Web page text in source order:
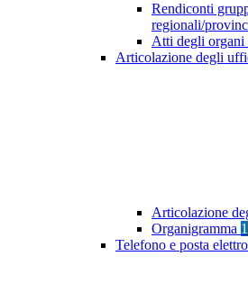
Rendiconti
regionali/
Atti degli
Articolazione degli
Articolazione
Organigramma 1
Telefono e posta